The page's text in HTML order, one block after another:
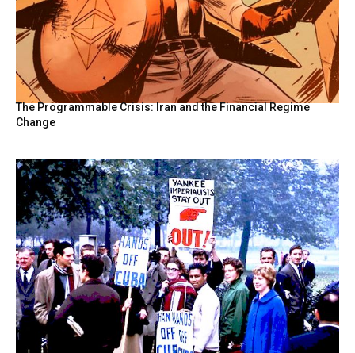
The Programmable Crisis: Iran and the Financial Regime
Change